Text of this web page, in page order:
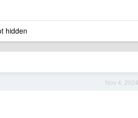
hidden
Nov 4, 2024